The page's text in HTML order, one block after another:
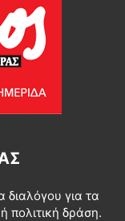
για τα
πολιτική δράση.